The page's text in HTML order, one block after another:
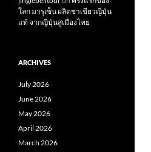
โลก มารุเซ็น ผลิตชาเขียวญี่ปุ่น
แท้ จากญี่ปุ่นสู่เมืองไทย
ARCHIVES
July 2026
June 2026
May 2026
April 2026
March 2026